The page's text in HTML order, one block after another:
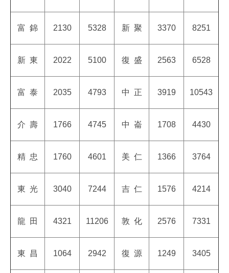
富 錦 2130 5328 新 聚 3370 8251
新 東 2022 5100 復 盛 2563 6528
富 泰 2035 4793 中 正 3919 10543
介 壽 1766 4745 中 崙 1708 4430
精 忠 1760 4601 美 仁 1366 3764
東 光 3040 7244 吉 仁 1576 4214
龍 田 4321 11206 敦 化 2576 7331
東 昌 1064 2942 復 源 1249 3405